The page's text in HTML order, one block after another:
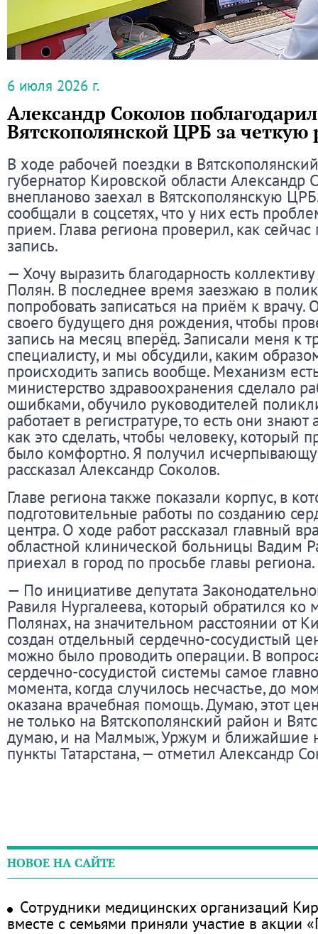
6 июля 2026 г.
Александр Соколов
Вятскополянской ЦРБ за четкую
В ходе рабочей поездки в
губернатор Кировской области Александр
внепланово заехал в Вятскополянскую
сообщали в соцсетях, что у них есть
прием. Глава региона проверил, как сейчас
запись.
— Хочу выразить благодарность
Полян. В последнее время заезжаю в
попробовать записаться на приём к врачу.
своего будущего дня рождения, чтобы
запись на месяц вперёд. Записали меня к
специалисту, и мы обсудили, каким
происходить запись вообще. Механизм
министерство здравоохранения сделало
ошибками, обучило руководителей
работает в регистратуре, то есть они знают
как это сделать, чтобы человеку, который
было комфортно. Я получил
рассказал Александр Соколов.
Главе региона также показали корпус, в
подготовительные работы по созданию
центра. О ходе работ рассказал главный
областной клинической больницы Вадим
приехал в город по просьбе главы региона.
— По инициативе депутата
Равиля Нургалеева, который обратился ко
Полянах, на значительном расстоянии от
создан отдельный сердечно-сосудистый
можно было проводить операции. В
сердечно-сосудистой системы самое
момента, когда случилось несчастье, до
оказана врачебная помощь. Думаю, этот
не только на Вятскополянский район и
думаю, и на Малмыж, Уржум и ближайшие
пункты Татарстана, — отметил Александр
НОВОЕ НА САЙТЕ
Сотрудники медицинских организаций
вместе с семьями приняли участие в акции